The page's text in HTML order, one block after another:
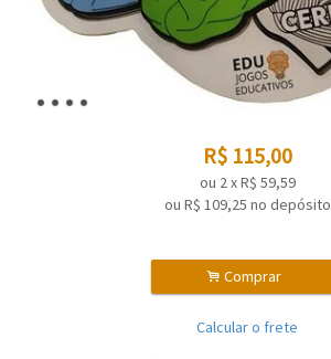
R$ 115,00
ou 2xR$ 59,59
ou R$ 109,25 no depósito
. Comprar
Calcular o frete